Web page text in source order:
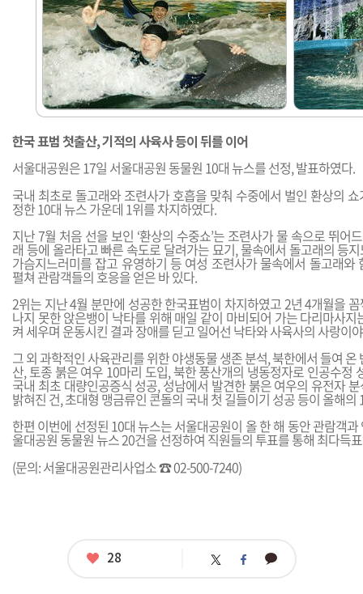
한국 표범 첫출산, 기적의 사육사 등이 뒤를 이어
서울대공원은 17일 서울대공원 동물원 10대 뉴스를 선정, 발표하였다.
국내 최초로 돌고래와 조련사가 호흡을 맞춰 수중에서 벌인 환상의
정한 10대 뉴스 가운데 1위를 차지하였다.
지난 7월 처음 선을 보인 ‘환상의 수중쇼’는 조련사가 물 속으로 뛰어
래 등에 올라타고 빠른 속도로 달려가는 묘기, 물속에서 돌고래의 등
가슴지느러미를 잡고 유영하기 등 여성 조련사가 물속에서 돌고래와
펼쳐 관람객들의 호응을 얻은 바 있다.
2위는 지난 4월 분만에 성공한 한국표범이 차지하였고 2년 4개월을
나지 못한 앉은뱅이 낙타를 위해 매일 같이 마비되어 가는 다리마사
켜 세우며 운동시킨 결과 장애를 딛고 일어선 낙타와 사육사의 사랑이
그 외 과학적인 사육관리를 위한 야생동물 생존 분석, 북한에서 들여 온
산, 토종 붉은 여우 10마리 도입, 북한 풍산개의 냉동정자로 인공수정
국내 최초 대량인공증식 성공, 성남에서 발견한 붉은 여우의 유전자
밝혀진 건, 초대형 맹금류인 콘돌의 국내 첫 길들이기 성공 등이 올해
한편 이번에 선정된 10대 뉴스는 서울대공원이 올 한 해 동안 관람객
울대공원 동물원 뉴스 20건을 선정하여 직원들의 투표를 통해 최다득
(문의: 서울대공원관리사업소 ☎ 02-500-7240)
좋
28 트 페 카